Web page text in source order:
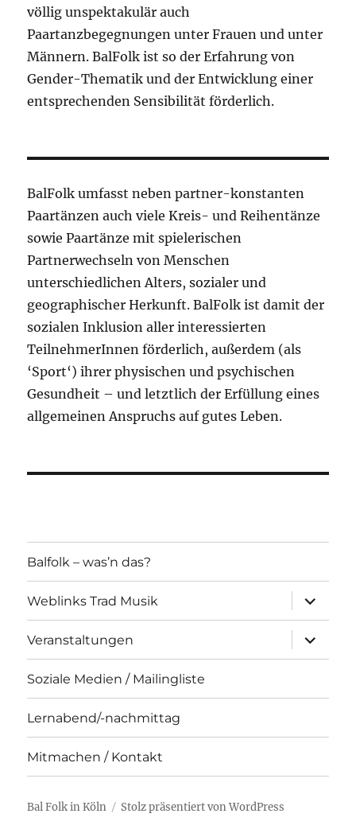
völlig unspektakulär auch
Paartanzbegegnungen unter Frauen und unter
Männern. BalFolk ist so der Erfahrung von
Gender-Thematik und der Entwicklung einer
entsprechenden Sensibilität förderlich.
BalFolk umfasst neben partner-konstanten
Paartänzen auch viele Kreis- und Reihentänze
sowie Paartänze mit spielerischen
Partnerwechseln von Menschen
unterschiedlichen Alters, sozialer und
geographischer Herkunft. BalFolk ist damit der
sozialen Inklusion aller interessierten
TeilnehmerInnen förderlich, außerdem (als
‘Sport‘) ihrer physischen und psychischen
Gesundheit – und letztlich der Erfüllung eines
allgemeinen Anspruchs auf gutes Leben.
Balfolk – was’n das?
Weblinks Trad Musik
öffnen
Veranstaltungen
öffnen
Soziale Medien / Mailingliste
Lernabend/-nachmittag
Mitmachen / Kontakt
Bal Folk in Köln Stolz präsentiert von WordPress